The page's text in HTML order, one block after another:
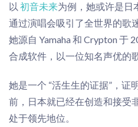
以 初音未来为例， 她或许是日
通过演唱会吸引了全世界的歌迷
她源自 Yamaha 和 Crypton 于
合成软件，以一位知名声优的
她是一个 “活生生的证据”，证
前，日本就已经在创造和接受
处于领先地位。